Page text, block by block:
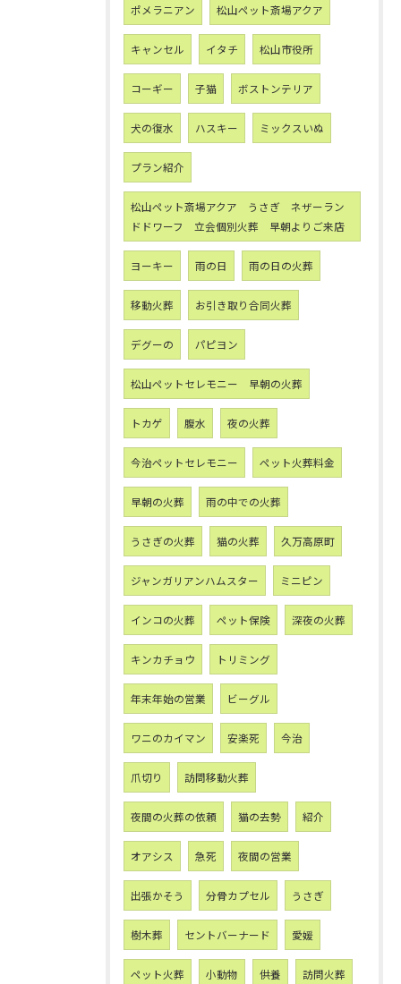
ポメラニアン 松山ペット斎場アクア
キャンセル イタチ 松山市役所
コーギー 子猫 ボストンテリア
犬の復水 ハスキー ミックスいぬ
プラン紹介
松山ペット斎場アクア うさぎ ネザーラン
ドドワーフ 立会個別火葬 早朝よりご来店
ヨーキー 雨の日 雨の日の火葬
移動火葬 お引き取り合同火葬
デグーの パピヨン
松山ペットセレモニー 早朝の火葬
トカゲ 腹水 夜の火葬
今治ペットセレモニー ペット火葬料金
早朝の火葬 雨の中での火葬
うさぎの火葬 猫の火葬 久万高原町
ジャンガリアンハムスター ミニピン
インコの火葬 ペット保険 深夜の火葬
キンカチョウ トリミング
年末年始の営業 ビーグル
ワニのカイマン 安楽死 今治
爪切り 訪問移動火葬
夜間の火葬の依頼 猫の去勢 紹介
オアシス 急死 夜間の営業
出張かそう 分骨カプセル うさぎ
樹木葬 セントバーナード 愛媛
ペット火葬 小動物 供養 訪問火葬